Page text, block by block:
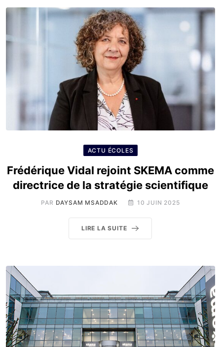
ACTU ÉCOLES
Frédérique Vidal rejoint SKEMA comme
directrice de la stratégie scientifique
PAR DAYSAM MSADDAK 10 JUIN 2025
LIRE LA SUITE